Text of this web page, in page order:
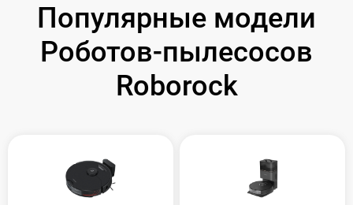
Популярные модели
Роботов-пылесосов
Roborock